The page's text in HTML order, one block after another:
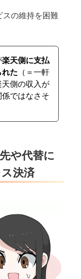
スの維持を困難
楽天側に支払
た （＝一軒
側の収入が
ではなさそ
や代替に
決済